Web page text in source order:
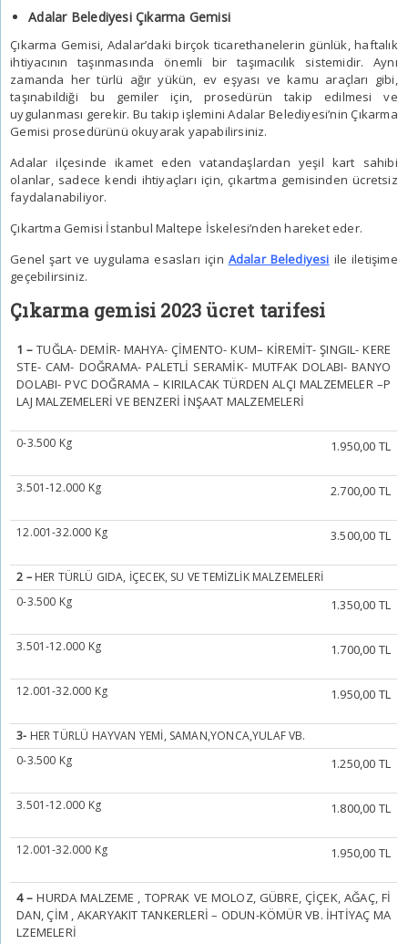
Adalar Belediyesi Çıkarma Gemisi
Çıkarma Gemisi, Adalar’daki birçok ticarethanelerin günlük, haftalık
ihtiyacının taşınmasında önemli bir taşımacılık sistemidir. Aynı
zamanda her türlü ağır yükün, ev eşyası ve kamu araçları gibi,
taşınabildiği bu gemiler için, prosedürün takip edilmesi ve
uygulanması gerekir. Bu takip işlemini Adalar Belediyesi’nin Çıkarma
Gemisi prosedürünü okuyarak yapabilirsiniz.
Adalar ilçesinde ikamet eden vatandaşlardan yeşil kart sahibi
olanlar, sadece kendi ihtiyaçları için, çıkartma gemisinden ücretsiz
faydalanabiliyor.
Çıkartma Gemisi İstanbul Maltepe İskelesi’nden hareket eder.
Genel şart ve uygulama esasları için Adalar Belediyesi ile iletişime
geçebilirsiniz.
Çıkarma gemisi 2023 ücret tarifesi
1 – TUĞLA- DEMİR- MAHYA- ÇİMENTO- KUM– KİREMİT- ŞINGIL- KERE
STE- CAM- DOĞRAMA- PALETLİ SERAMİK- MUTFAK DOLABI- BANYO
DOLABI- PVC DOĞRAMA – KIRILACAK TÜRDEN ALÇI MALZEMELER –P
LAJ MALZEMELERİ VE BENZERİ İNŞAAT MALZEMELERİ
0-3.500 Kg 1.950,00 TL
3.501-12.000 Kg 2.700,00 TL
12.001-32.000 Kg 3.500,00 TL
2 –HER TÜRLÜ GIDA, İÇECEK, SU VE TEMİZLİK MALZEMELERİ
0-3.500 Kg
1.350,00 TL
3.501-12.000 Kg 1.700,00 TL
12.001-32.000 Kg 1.950,00 TL
3- HER TÜRLÜ HAYVAN YEMİ, SAMAN,YONCA,YULAF VB.
0-3.500 Kg
1.250,00 TL
3.501-12.000 Kg 1.800,00 TL
12.001-32.000 Kg 1.950,00 TL
4 – HURDA MALZEME , TOPRAK VE MOLOZ, GÜBRE, ÇİÇEK, AĞAÇ, Fİ
DAN, ÇİM , AKARYAKIT TANKERLERİ – ODUN-KÖMÜR VB. İHTİYAÇ MA
LZEMELERİ